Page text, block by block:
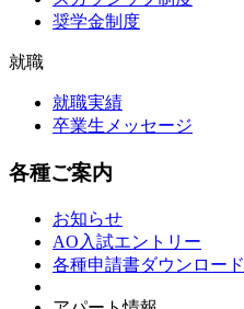
奨学金制度
就職
就職実績
卒業生メッセージ
各種ご案内
お知らせ
AO入試エントリー
各種申請書ダウンロード